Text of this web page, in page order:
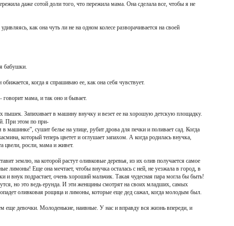
даже сотой доли того, что пережила мама. Она сделала все, чтобы я не
как она чуть ли не на одном колесе разворачивается на своей
бабушки.
когда я спрашиваю ее, как она себя чувствует.
мама, и так оно и бывает.
пышек. Запихивает в машину внучку и везет ее на хорошую детскую площадку.
При этом по при-
машинке”, сушит белье на улице, рубит дрова для печки и поливает сад. Когда
который теперь цветет и оглушает запахом. А когда родилась внучка,
цвели, росли, мама и живет.
землю, на которой растут оливковые деревья, из их олив получается самое
лимоны! Еще она мечтает, чтобы внучка осталась с ней, не уезжала в город, в
и внук подрастает, очень хороший мальчик. Такая чудесная пара могла бы быть!
но это ведь ерунда. И эти женщины смотрят на своих младших, самых
оливковая рощица и лимоны, которые еще дед сажал, когда молодым был.
еще девочки. Молоденькие, наивные. У нас и вправду вся жизнь впереди, и